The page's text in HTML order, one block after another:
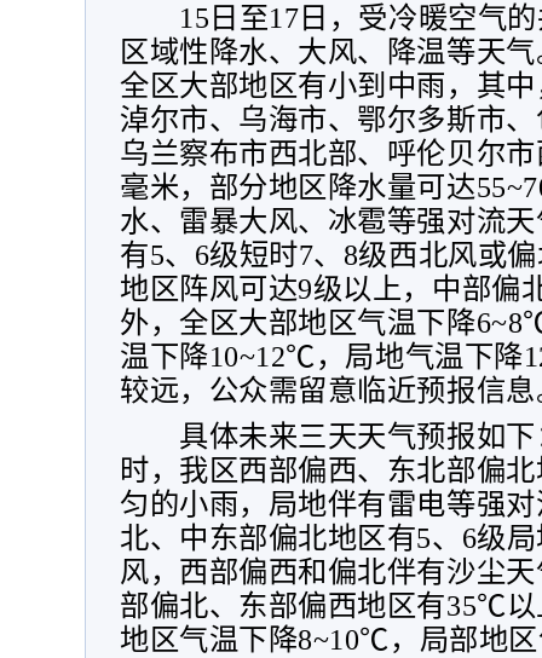
15 日至17 日，受冷暖空气
区域性降水、大风、降温等天
全区大部地区有小到中雨，其
淖尔市、乌海市、鄂尔多斯市
乌兰察布市西北部、呼伦贝尔
毫米，部分地区降水量可达
水、雷暴大风、冰雹等强对流
有5、 6级短时7、 8级西北风或
地区阵风可达9级以上，中部偏
外，全区大部地区气温下降6~8
温下降10~12℃，局地气温下降
较远，公众需留意临近预报信息
具体未来三天天气预报如下
时，我区西部偏西、东北部偏
匀的小雨，局地伴有雷电等强
北、中东部偏北地区有5、 6级
风，西部偏西和偏北伴有沙尘
部偏北、东部偏西地区有35℃以
地区气温下降8~10℃，局部地区